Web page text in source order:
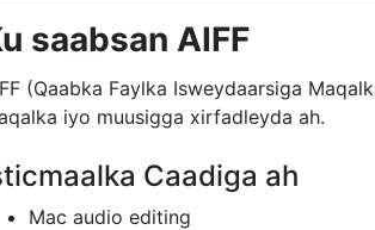
saabsan AIFF
(Qaabka Faylka Isweydaarsiga
iyo muusigga xirfadleyda ah.
Caadiga ah
Mac audio editing